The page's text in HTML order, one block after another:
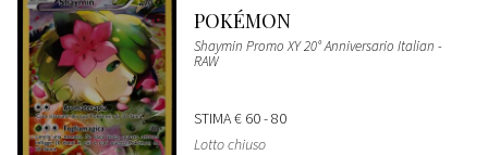
POKÉMON
Shaymin Promo XY 20° Anniversario Italian -
RAW
STIMA€ 60 - 80
Lotto chiuso